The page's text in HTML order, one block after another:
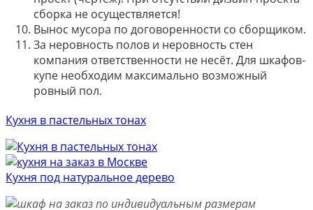
сборка не осуществляется!
Вынос мусора по договоренности со сборщиком.
За неровность полов и неровность стен
компания ответственности не несёт. Для шкафов-
купе необходим максимально возможный
ровный пол.
Кухня в пастельных тонах
Кухня под натуральное дерево